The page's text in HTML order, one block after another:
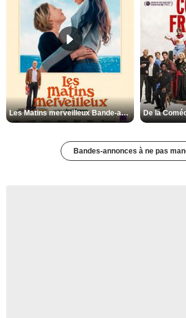
Les Matins merveilleux Bande-annonce VF
Bandes-annonces à ne pas